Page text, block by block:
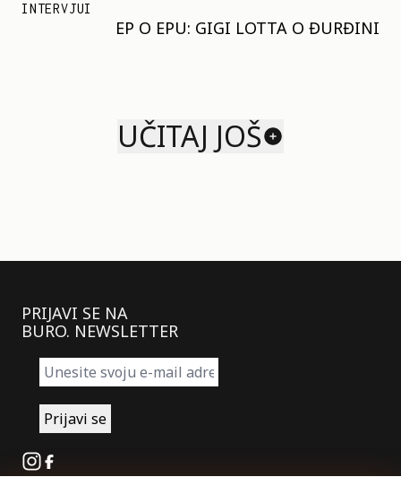
INTERVJUI
EP O EPU: GIGI LOTTA O ĐURĐINI
UČITAJ JOŠ
PRIJAVI SE NA
BURO. NEWSLETTER
Instagram
Facebook